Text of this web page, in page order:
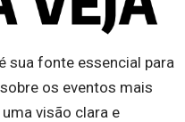
sua fonte essencial para
os eventos mais
visão clara e